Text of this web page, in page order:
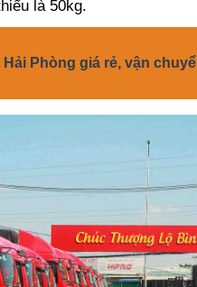
là 50kg.
Phòng giá rẻ, vận